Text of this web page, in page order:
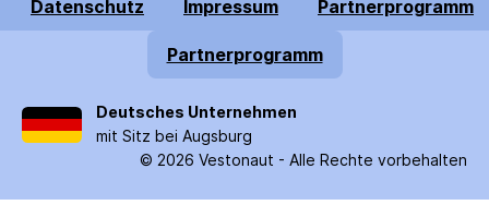
Datenschutz Impressum Partnerprogramm
Partnerprogramm
Deutsches Unternehmen
mit Sitz bei Augsburg
© 2026 Vestonaut - Alle Rechte vorbehalten